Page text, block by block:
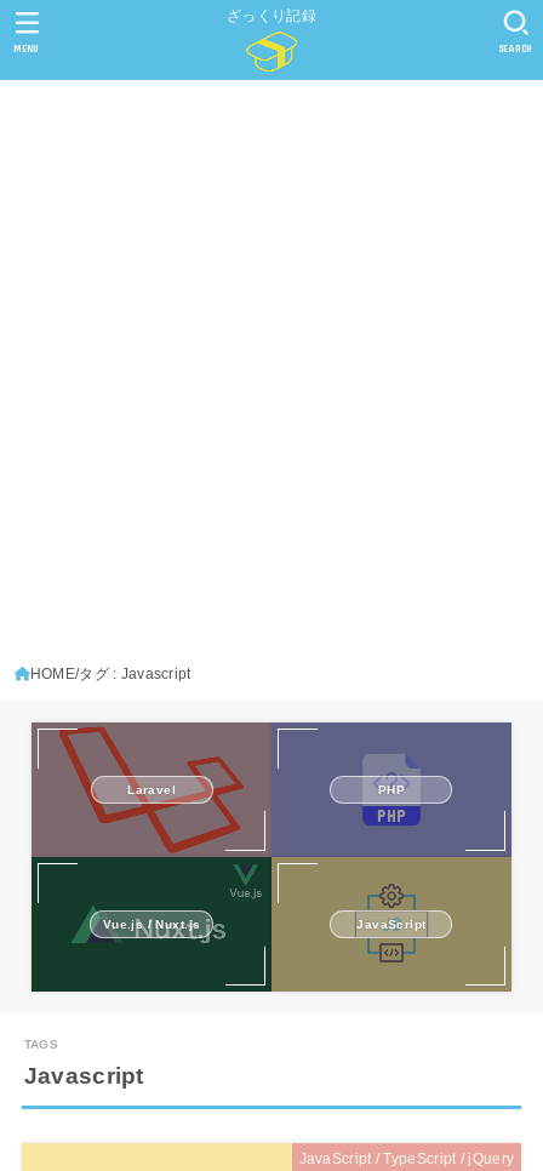
ざっくり記録
SEARCH
MENU
HOME タグ : Javascript
Laravel PHP
Vue.js / Nuxt.js JavaScript
Javascript
JavaScript / TypeScript / jQuery